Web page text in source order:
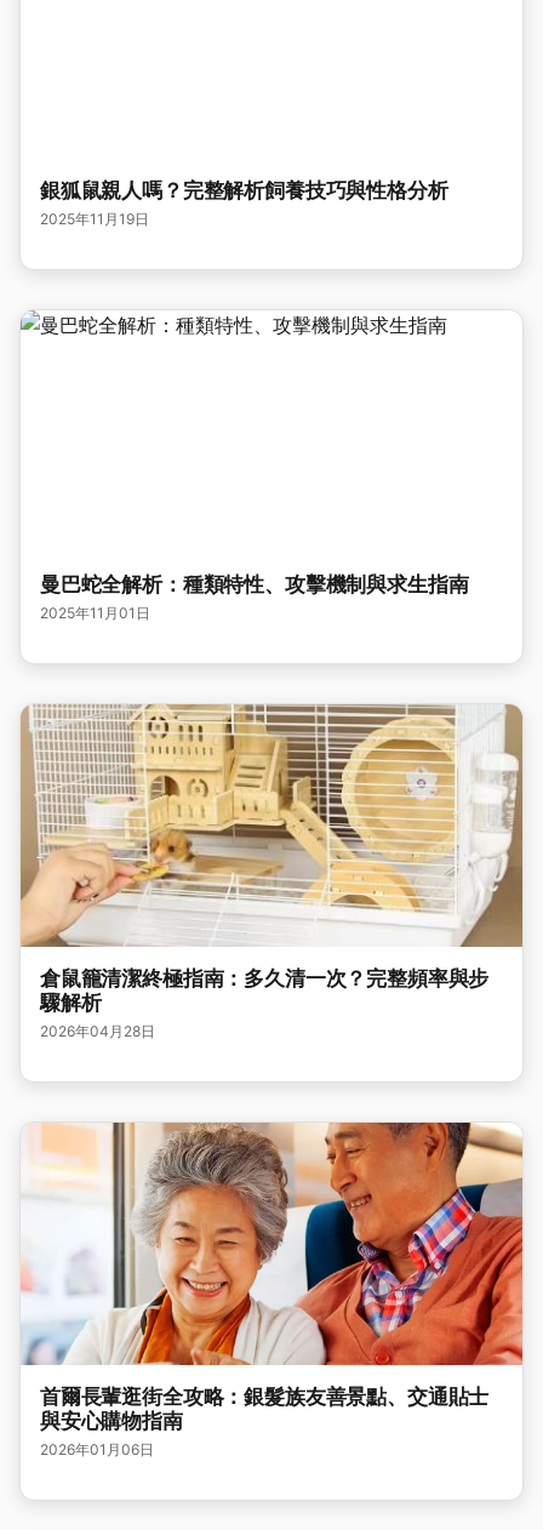
銀狐鼠親人嗎？完整解析飼養技巧與性格分析
2025年11月19日
曼巴蛇全解析：種類特性、攻擊機制與求生指南
2025年11月01日
倉鼠籠清潔終極指南：多久清一次？完整頻率與步
驟解析
2026年04月28日
首爾長輩逛街全攻略：銀髮族友善景點、交通貼士
與安心購物指南
2026年01月06日